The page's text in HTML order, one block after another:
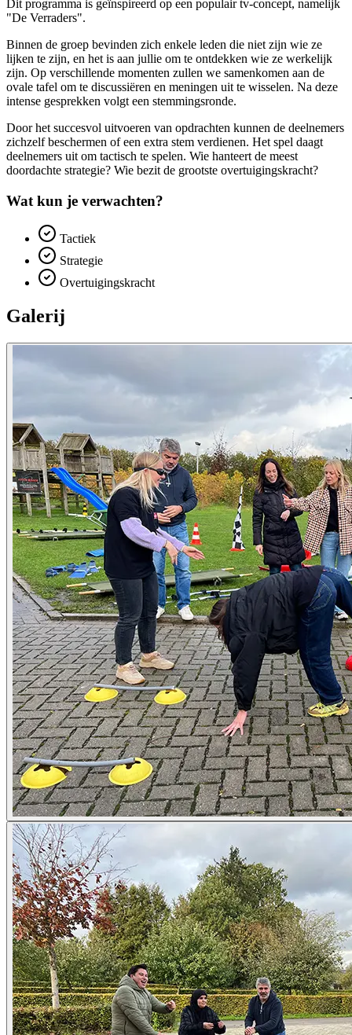
Dit programma is geïnspireerd op een populair tv-concept, namelijk
"De Verraders".
Binnen de groep bevinden zich enkele leden die niet zijn wie ze
lijken te zijn, en het is aan jullie om te ontdekken wie ze werkelijk
zijn. Op verschillende momenten zullen we samenkomen aan de
ovale tafel om te discussiëren en meningen uit te wisselen. Na deze
intense gesprekken volgt een stemmingsronde.
Door het succesvol uitvoeren van opdrachten kunnen de deelnemers
zichzelf beschermen of een extra stem verdienen. Het spel daagt
deelnemers uit om tactisch te spelen. Wie hanteert de meest
doordachte strategie? Wie bezit de grootste overtuigingskracht?
Wat kun je verwachten?
Tactiek
Strategie
Overtuigingskracht
Galerij